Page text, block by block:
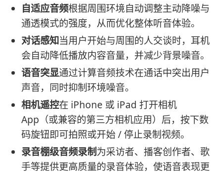
自适应音频根据周围环境自动调整主动降噪与
通透模式的强度，从而优化整体听音体验。
对话感知当用户开始与周围的人交谈时，耳机
会自动降低播放内容音量，并减少背景噪音。
语音突显通过计算音频技术在通话中突出用户
声音，同时抑制环境噪音。
相机遥控在 iPhone 或 iPad 打开相机
App（或兼容的第三方相机应用）后，按下数
码旋钮即可拍照或开始 / 停止录制视频。
录音棚级音频录制为采访者、播客创作者、歌
手等提供更高质量的录音体验，使语音表现更